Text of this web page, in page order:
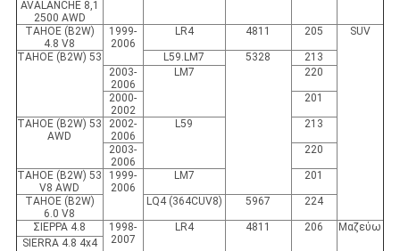
AVALANCHE 8,1
2500 AWD
TAHOE (B2W)
4.8 V8
1999-
2006
LR4 4811 205 SUV
TAHOE (B2W) 53 L59.LM7 5328
213
2003-
2006
LM7 220
2000-
2002
201
TAHOE (B2W) 53
AWD
2002-
2006
L59 213
2003-
2006
220
TAHOE (B2W) 53
V8 AWD
1999-
2006
LM7 201
TAHOE (B2W)
6.0 V8
LQ4 (364CUV8) 5967 224
ΣΙΕΡΡΑ 4.8
1998-
2007
LR4 4811 206
Μαζεύω
SIERRA 4.8 4x4